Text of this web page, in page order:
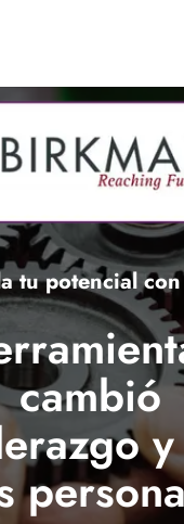
tu potencial
cambió